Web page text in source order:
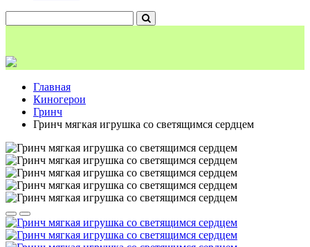
Главная
Киногерои
Гринч
Гринч мягкая игрушка со светящимся сердцем